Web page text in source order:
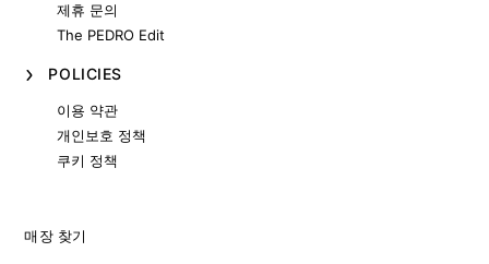
제휴 문의
The PEDRO Edit
POLICIES
이용 약관
개인보호 정책
쿠키 정책
매장 찾기